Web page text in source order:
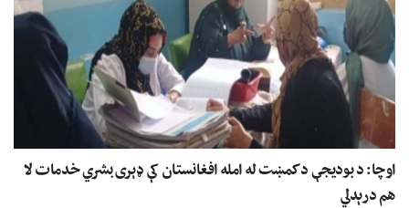
اوچا: د بودیجې د کمښت له امله افغانستان کې ډېری بشري خدمات لا
هم درېدلي